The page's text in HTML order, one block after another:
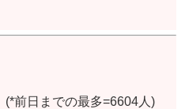
(*前日までの最多=6604人)